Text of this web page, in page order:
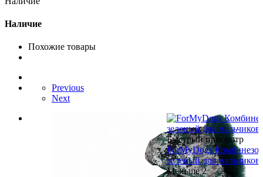
Наличие
Похожие товары
Previous
Next
Быстрый просмотр
ForMyDogs
зеленый для
Меньше 2